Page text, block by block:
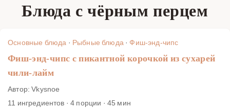
перцем, которые помогут вам раскрыть его вкус и аромат
Блюда с чёрным перцем
Основные блюда · Рыбные блюда· Фиш-энд-чипс
Фиш-энд-чипс с пикантной корочкой из сухарей
чили-лайм
Автор: Vkysnoe
11 ингредиентов · 4 порции · 45 мин